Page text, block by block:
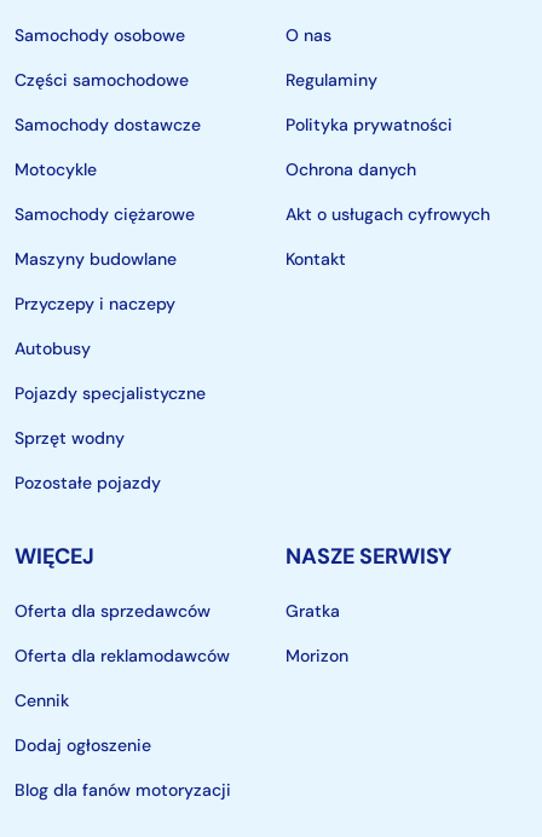
Samochody osobowe
Części samochodowe
Samochody dostawcze
Motocykle
Samochody ciężarowe
Maszyny budowlane
Przyczepy i naczepy
Autobusy
Pojazdy specjalistyczne
Sprzęt wodny
Pozostałe pojazdy
O nas
Regulaminy
Polityka prywatności
Ochrona danych
Akt o usługach cyfrowych
Kontakt
WIĘCEJ
Oferta dla sprzedawców
Oferta dla reklamodawców
Cennik
Dodaj ogłoszenie
Blog dla fanów motoryzacji
NASZE SERWISY
Gratka
Morizon